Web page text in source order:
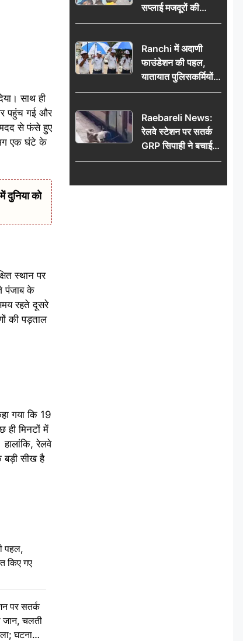
साथ ही
पहुंच गई और
मदद से फंसे हुए
एक घंटे के
दुनिया को
स्थान पर
पंजाब के
रहते दूसरे
की पड़ताल
गया कि 19
मिनटों में
रेलवे
बड़ी सीख है
पहल,
किए गए
पर सतर्क
जान, चलती
घटना
सप्लाई मजदूरों की
हुंकार, 12 अगस्त के
Ranchi में अदाणी
फाउंडेशन की पहल,
यातायात पुलिसकर्मियों
को वितरित किए गए छाते
Raebareli News:
रेलवे स्टेशन पर सतर्क
GRP सिपाही ने बचाई
महिला की जान, चलती
हादसा टला; घटना